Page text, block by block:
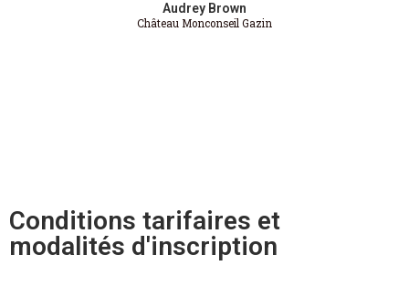
Audrey Brown
Château Monconseil Gazin
Conditions tarifaires et
modalités d'inscription